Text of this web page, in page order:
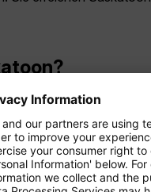
beträgt je nach
Saskatoon?
und September.